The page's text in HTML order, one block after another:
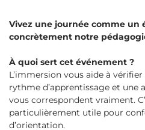
Vivez une journée comme un
concrètement notre
À quoi sert cet événement ?
L’immersion vous aide à
rythme d’apprentissage et une
vous correspondent vraiment.
particulièrement utile pour
d’orientation.